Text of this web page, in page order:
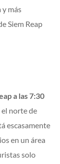
y más
Siem Reap
a las 7:30
norte de
escasamente
en un área
solo